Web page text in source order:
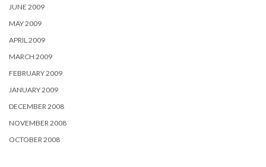
JUNE 2009
MAY 2009
APRIL 2009
MARCH 2009
FEBRUARY 2009
JANUARY 2009
DECEMBER 2008
NOVEMBER 2008
OCTOBER 2008